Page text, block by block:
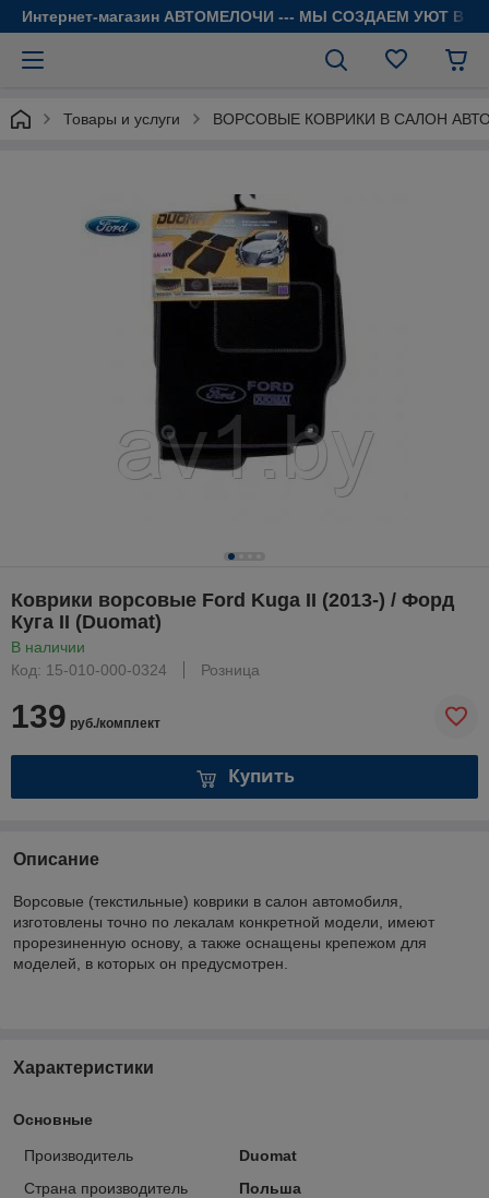
Интернет-магазин АВТОМЕЛОЧИ --- МЫ СОЗДАЕМ УЮТ В
Товары и услуги ВОРСОВЫЕ КОВРИКИ В САЛОН
Коврики ворсовые Ford Kuga II (2013-) / Форд
Куга II (Duomat)
В наличии
Код: 15-010-000-0324
Розница
139 руб./комплект
Купить
Описание
Ворсовые (текстильные) коврики в салон автомобиля,
изготовлены точно по лекалам конкретной модели, имеют
прорезиненную основу, а также оснащены крепежом для
моделей, в которых он предусмотрен.
Характеристики
Основные
Производитель
Duomat
Страна производитель
Польша